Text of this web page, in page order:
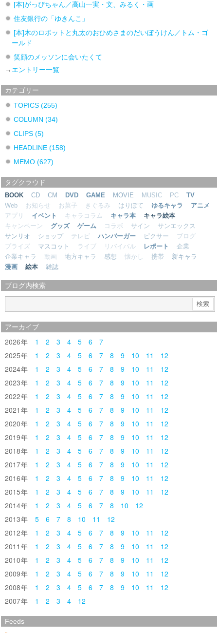
[本]がっぴちゃん／高山一実・文、みるく・画
住友銀行の「ゆきんこ」
[本]木のロボットと丸太のおひめさまのだいぼうけん／トム・ゴ
ールド
笑顔のメッソンに会いたくて
→ エントリー一覧
カテゴリー
TOPICS(255)
COLUMN(34)
CLIPS(5)
HEADLINE(158)
MEMO(627)
タグクラウド
BOOK CD CM DVD GAME MOVIE MUSIC PC
TV
Web
お知らせ お菓子 きぐるみ はりぼて ゆるキャラ
アニメ
アプリ
イベント キャラコラム キャラ本
キャラ絵本
キャンペーン
グッズ ゲーム コラボ サイン
サンエックス
サンリオ
ショップ テレビ ハンバーガー ピクサー
ブログ
プライズ
マスコット ライブ リバイバル レポート
企業
企業キャラ
動画 地方キャラ 感想 懐かし 携帯
新キャラ
漫画
絵本 雑誌
ブログ内検索
アーカイブ
2026 1 2 3 4 5 6
7
2025
1 2 3 4 5 6 7 8 9 10 11
12
2024
1 2 3 4 5 6 7 8 9 10 11
12
2023
1 2 3 4 5 6 7 8 9 10 11
12
2022
1 2 3 4 5 6 7 8 9 10 11
12
2021
1 2 3 4 5 6 7 8 9 10 11
12
2020
1 2 3 4 5 6 7 8 9 10 11
12
2019
1 2 3 4 5 6 7 8 9 10 11
12
2018
1 2 3 4 5 6 7 8 9 10 11
12
2017
1 2 3 4 5 6 7 8 9 10 11
12
2016
1 2 3 4 5 6 7 8 9 10 11
12
2015
1 2 3 4 5 6 7 8 9 10 11
12
2014
1 2 3 4 5 6 7 8 10
12
2013
5 6 7 8 10 11
12
2012
1 2 3 4 5 6 7 8 9 10 11
12
2011
1 2 3 4 5 6 7 8 9 10 11
12
2010
1 2 3 4 5 6 7 8 9 10 11
12
2009
1 2 3 4 5 6 7 8 9 10 11
12
2008
1 2 3 4 5 6 7 8 9 10 11
12
2007
1 2 3 4 12
Feeds